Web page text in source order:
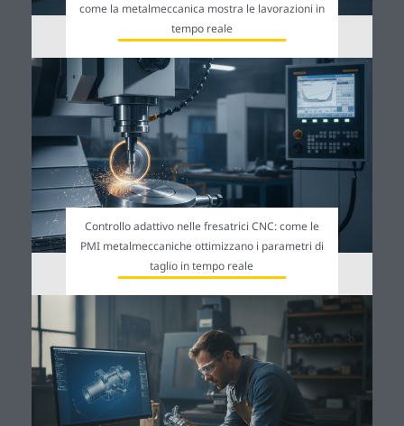
come la metalmeccanica mostra le lavorazioni in
tempo reale
Controllo adattivo nelle fresatrici CNC: come le
PMI metalmeccaniche ottimizzano i parametri di
taglio in tempo reale